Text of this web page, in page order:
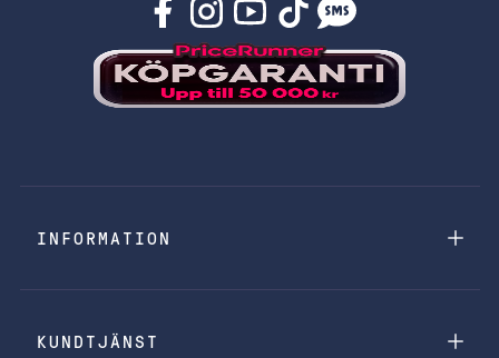
INFORMATION
KUNDTJÄNST